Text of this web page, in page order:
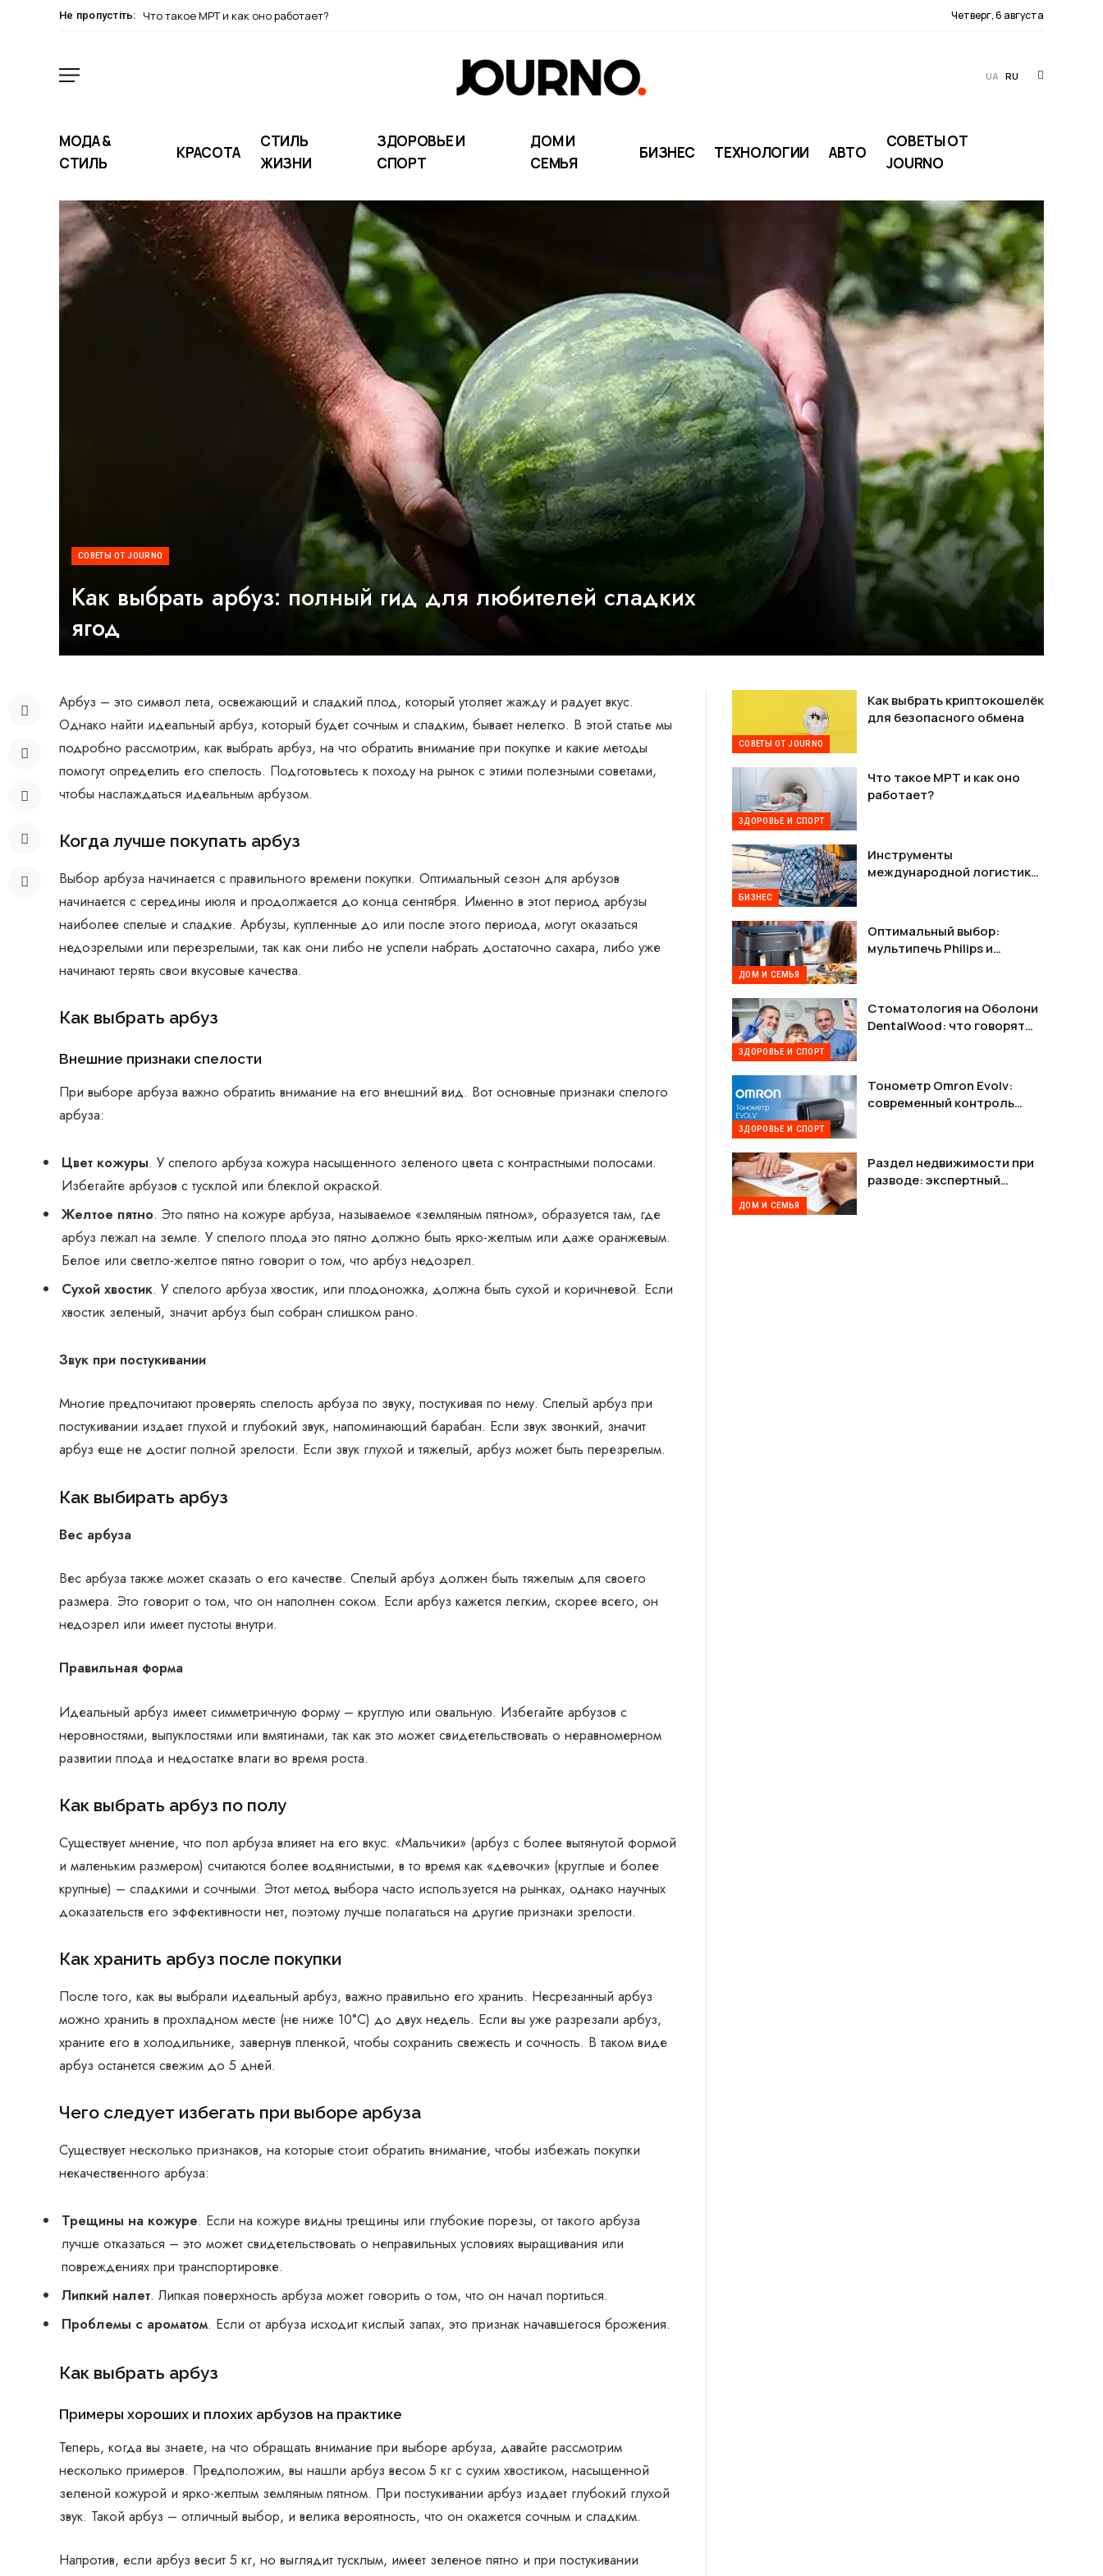
Не пропустіть: Что такое МРТ и как оно работает? Четверг, 6 августа
UA RU
МОДА &
СТИЛЬ
КРАСОТА
СТИЛЬ
ЖИЗНИ
ЗДОРОВЬЕ И
СПОРТ
ДОМ И
СЕМЬЯ
БИЗНЕС ТЕХНОЛОГИИ АВТО
СОВЕТЫ ОТ
JOURNO
СОВЕТЫ ОТ JOURNO
Как выбрать арбуз: полный гид для любителей сладких
ягод
Арбуз – это символ лета, освежающий и сладкий плод, который утоляет жажду и радует вкус.
Однако найти идеальный арбуз, который будет сочным и сладким, бывает нелегко. В этой статье мы
подробно рассмотрим, как выбрать арбуз, на что обратить внимание при покупке и какие методы
помогут определить его спелость. Подготовьтесь к походу на рынок с этими полезными советами,
чтобы наслаждаться идеальным арбузом.
Когда лучше покупать арбуз
Выбор арбуза начинается с правильного времени покупки. Оптимальный сезон для арбузов
начинается с середины июля и продолжается до конца сентября. Именно в этот период арбузы
наиболее спелые и сладкие. Арбузы, купленные до или после этого периода, могут оказаться
недозрелыми или перезрелыми, так как они либо не успели набрать достаточно сахара, либо уже
начинают терять свои вкусовые качества.
Как выбрать арбуз
Внешние признаки спелости
При выборе арбуза важно обратить внимание на его внешний вид. Вот основные признаки спелого
арбуза:
Цвет кожуры. У спелого арбуза кожура насыщенного зеленого цвета с контрастными полосами.
Избегайте арбузов с тусклой или блеклой окраской.
Желтое пятно. Это пятно на кожуре арбуза, называемое «земляным пятном», образуется там, где
арбуз лежал на земле. У спелого плода это пятно должно быть ярко-желтым или даже оранжевым.
Белое или светло-желтое пятно говорит о том, что арбуз недозрел.
Сухой хвостик. У спелого арбуза хвостик, или плодоножка, должна быть сухой и коричневой. Если
хвостик зеленый, значит арбуз был собран слишком рано.
Звук при постукивании
Многие предпочитают проверять спелость арбуза по звуку, постукивая по нему. Спелый арбуз при
постукивании издает глухой и глубокий звук, напоминающий барабан. Если звук звонкий, значит
арбуз еще не достиг полной зрелости. Если звук глухой и тяжелый, арбуз может быть перезрелым.
Как выбирать арбуз
Вес арбуза
Вес арбуза также может сказать о его качестве. Спелый арбуз должен быть тяжелым для своего
размера. Это говорит о том, что он наполнен соком. Если арбуз кажется легким, скорее всего, он
недозрел или имеет пустоты внутри.
Правильная форма
Идеальный арбуз имеет симметричную форму – круглую или овальную. Избегайте арбузов с
неровностями, выпуклостями или вмятинами, так как это может свидетельствовать о неравномерном
развитии плода и недостатке влаги во время роста.
Как выбрать арбуз по полу
Существует мнение, что пол арбуза влияет на его вкус. «Мальчики» (арбуз с более вытянутой формой
и маленьким размером) считаются более водянистыми, в то время как «девочки» (круглые и более
крупные) – сладкими и сочными. Этот метод выбора часто используется на рынках, однако научных
доказательств его эффективности нет, поэтому лучше полагаться на другие признаки зрелости.
Как хранить арбуз после покупки
После того, как вы выбрали идеальный арбуз, важно правильно его хранить. Несрезанный арбуз
можно хранить в прохладном месте (не ниже 10°C) до двух недель. Если вы уже разрезали арбуз,
храните его в холодильнике, завернув пленкой, чтобы сохранить свежесть и сочность. В таком виде
арбуз останется свежим до 5 дней.
Чего следует избегать при выборе арбуза
Существует несколько признаков, на которые стоит обратить внимание, чтобы избежать покупки
некачественного арбуза:
Трещины на кожуре. Если на кожуре видны трещины или глубокие порезы, от такого арбуза
лучше отказаться – это может свидетельствовать о неправильных условиях выращивания или
повреждениях при транспортировке.
Липкий налет. Липкая поверхность арбуза может говорить о том, что он начал портиться.
Проблемы с ароматом. Если от арбуза исходит кислый запах, это признак начавшегося брожения.
Как выбрать арбуз
Примеры хороших и плохих арбузов на практике
Теперь, когда вы знаете, на что обращать внимание при выборе арбуза, давайте рассмотрим
несколько примеров. Предположим, вы нашли арбуз весом 5 кг с сухим хвостиком, насыщенной
зеленой кожурой и ярко-желтым земляным пятном. При постукивании арбуз издает глубокий глухой
звук. Такой арбуз – отличный выбор, и велика вероятность, что он окажется сочным и сладким.
Напротив, если арбуз весит 5 кг, но выглядит тусклым, имеет зеленое пятно и при постукивании
СОВЕТЫ ОТ JOURNO
Как выбрать криптокошелёк
для безопасного обмена
ЗДОРОВЬЕ И СПОРТ
Что такое МРТ и как оно
работает?
БИЗНЕС
Инструменты
международной логистики
США
ДОМ И СЕМЬЯ
Оптимальный выбор:
мультипечь Philips и
ЗДОРОВЬЕ И СПОРТ
Стоматология на Оболони
DentalWood: что говорят
ЗДОРОВЬЕ И СПОРТ
Тонометр Omron Evolv:
современный контроль
ДОМ И СЕМЬЯ
Раздел недвижимости при
разводе: экспертный